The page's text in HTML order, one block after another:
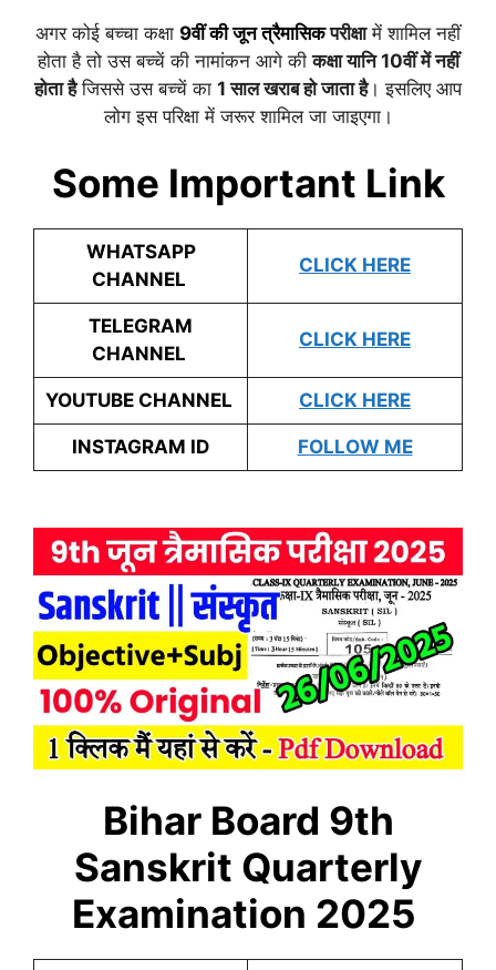
अगर कोई बच्चा कक्षा 9वीं कीजून त्रैमासिकपरीक्षामें शामिल नहीं
होता है तो उस बच्चें की नामांकन आगे कीकक्षा यानि 10वीं में नहीं
होता हैजिससे उस बच्चें का 1 साल खराब हो जाता है। इसलिए आप
लोग इस परिक्षा में जरूर शामिल जा जाइएगा।
Some Important Link
WHATSAPP
CHANNEL
CLICK HERE
TELEGRAM
CHANNEL
CLICK HERE
YOUTUBE CHANNEL CLICK HERE
INSTAGRAM ID FOLLOW ME
Bihar Board 9th
Sanskrit Quarterly
Examination 2025